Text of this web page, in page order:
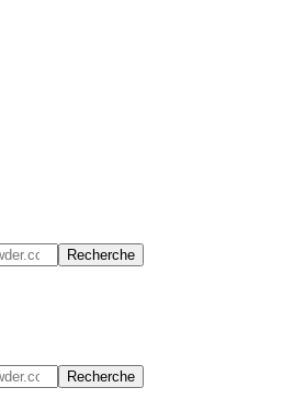
Recherche
Recherche